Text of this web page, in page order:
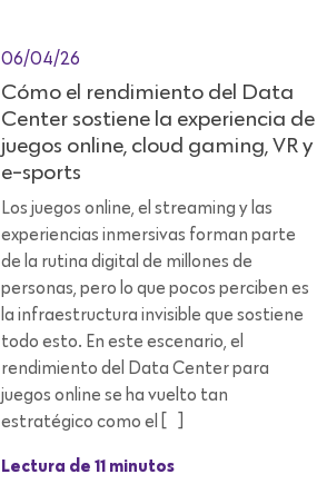
06/04/26
Cómo el rendimiento del Data
Center sostiene la experiencia de
juegos online, cloud gaming, VR y
e-sports
Los juegos online, el streaming y las
experiencias inmersivas forman parte
de la rutina digital de millones de
personas, pero lo que pocos perciben es
la infraestructura invisible que sostiene
todo esto. En este escenario, el
rendimiento del Data Center para
juegos online se ha vuelto tan
estratégico como el […]
Lectura de 11 minutos